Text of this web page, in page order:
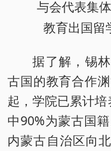
与会代表集
教育出国留
据了解，锡
古国的教育合作
起，学院已累计
中90%为蒙古国
内蒙古自治区向